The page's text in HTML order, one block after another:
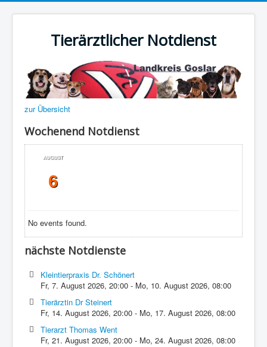
Tierärztlicher Notdienst
zur Übersicht
Wochenend Notdienst
AUGUST
6
No events found.
nächste Notdienste
Kleintierpraxis Dr. Schönert
Fr, 7. August 2026,20:00 - Mo, 10. August 2026,08:00
Tierärztin Dr Steinert
Fr, 14. August 2026,20:00 - Mo, 17. August 2026,08:00
Tierarzt Thomas Went
Fr, 21. August 2026,20:00 - Mo, 24. August 2026,08:00